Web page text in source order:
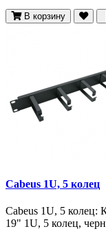
В корзину
Cabeus 1U, 5 колец
Cabeus 1U, 5 колец:
19" 1U, 5 колец,